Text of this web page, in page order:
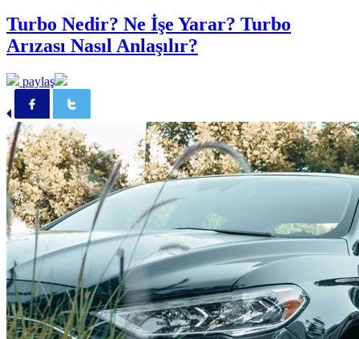
Turbo Nedir? Ne İşe Yarar? Turbo
Arızası Nasıl Anlaşılır?
paylaş